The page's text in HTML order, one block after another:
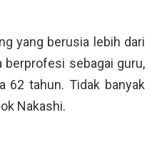
yang berusia lebih dari
berprofesi sebagai guru,
62 tahun. Tidak banyak
Nakashi.